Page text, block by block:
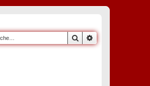
Suche